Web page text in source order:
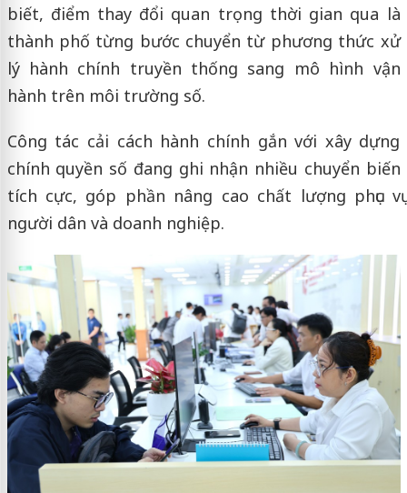
biết, điểm thay đổi quan trọng thời gian qua là
thành phố từng bước chuyển từ phương thức xử
lý hành chính truyền thống sang mô hình vận
hành trên môi trường số.
Công tác cải cách hành chính gắn với xây dựng
chính quyền số đang ghi nhận nhiều chuyển biến
tích cực, góp phần nâng cao chất lượng phục vụ
người dân và doanh nghiệp.